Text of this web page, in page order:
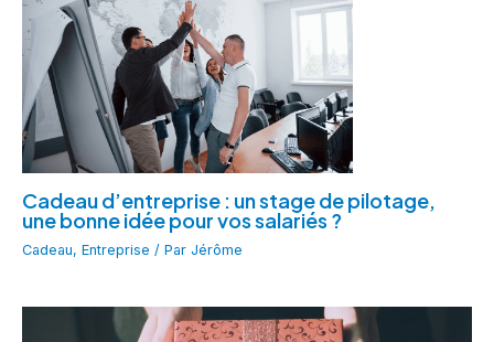
Cadeau d’entreprise : un stage de pilotage,
une bonne idée pour vos salariés ?
Cadeau, Entreprise / Par Jérôme